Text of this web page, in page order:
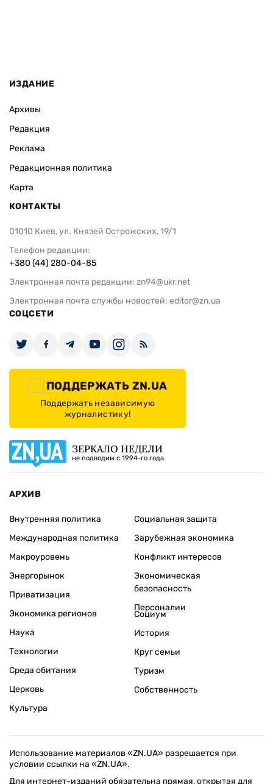
ИЗДАНИЕ
Архивы
Редакция
Реклама
Редакционная политика
Карта
КОНТАКТЫ
01010 Киев, ул. Князей Острожских, 19/1
Телефон редакции:
+380 (44) 280-04-85
Электронная почта редакции: zn94@ukr.net
Электронная почта службы новостей: editor@zn.ua
СОЦСЕТИ
ПОДДЕРЖАТЬ ZN.UA
Поддержать независимую
журналистику!
ЗЕРКАЛО НЕДЕЛИ
не подводим с 1994-го года
АРХИВ
Внутренняя политика
Международная политика
Макроуровень
Энергорынок
Приватизация
Экономика регионов
Социальная защита
Зарубежная экономика
Конфликт интересов
Экономическая
безопасность
Персоналии
Наука
Технологии
Среда обитания
Церковь
Культура
Социум
История
Круг семьи
Туризм
Собственность
Использование материалов «ZN.UA» разрешается при
условии ссылки на «ZN.UA».
Для интернет-изданий обязательна прямая, открытая для